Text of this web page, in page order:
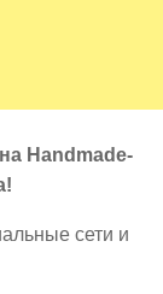
Handmade-
сети и